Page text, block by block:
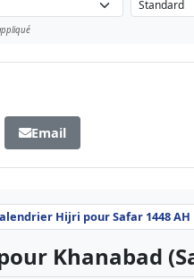
Email
Hijri pour Safar 1448
Khanabad